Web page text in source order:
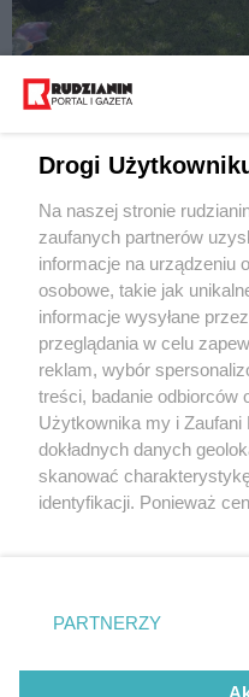
5 / 5
Plener3
Wróć do artykułu:
Udany pilates w
więcej!
Wydawca mediów
Nie zapomnij
zapoznać się z:
polityką prywatności
Twojemiasto
Piekary Śląskie
Chorzów
Tarnowskie Góry
Gliwice
Drogi
Na naszej stronie
zaufanych partnerów
informacje na urządzeniu
osobowe, takie jak
informacje wysyłane
przeglądania w celu
reklam, wybór
treści, badanie odbiorców
Użytkownika my i
dokładnych danych
skanować
identyfikacji. Ponieważ
prywatności znajdujący
. Niektóre rodzaje
zgody użytkownika, ale
takiemu przetwarzaniu.
PARTNERZY